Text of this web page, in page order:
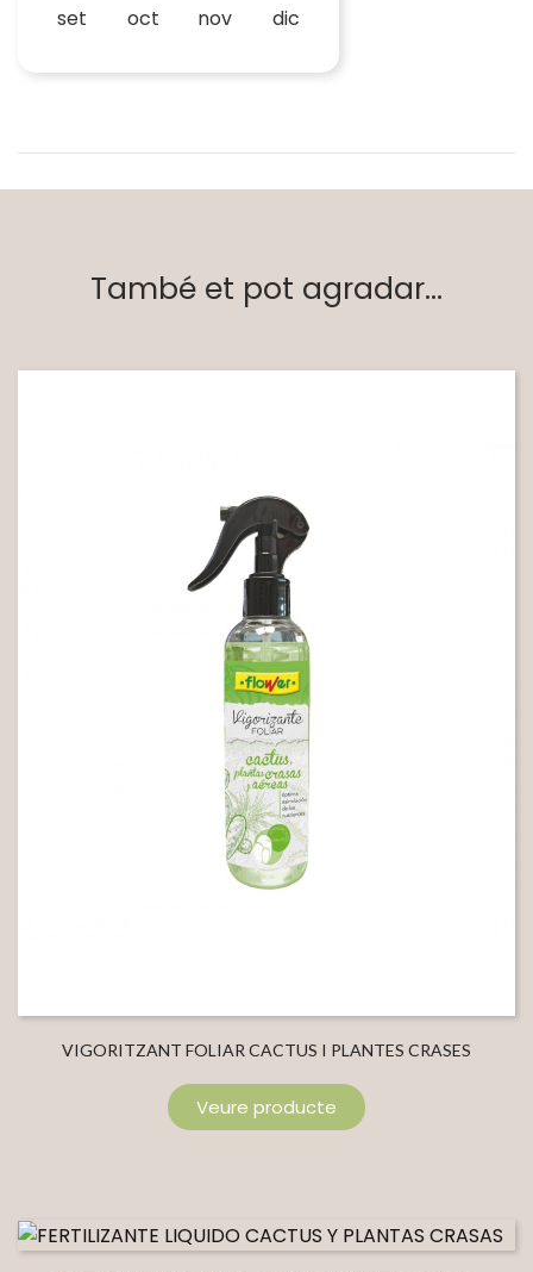
set oct nov dic
També et pot agradar...
VIGORITZANT FOLIAR CACTUS I PLANTES CRASES
Veure producte